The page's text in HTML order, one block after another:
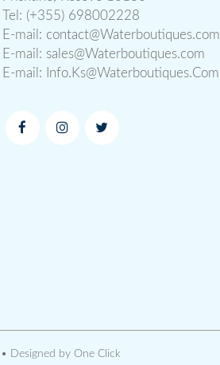
Tel: (+355) 698002228
E-mail: contact@Waterboutiques.com
E-mail: sales@Waterboutiques.com
E-mail:
Info.Ks@Waterboutiques.Com
Designed by One Click